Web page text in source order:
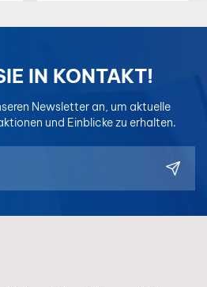
schützt und
gleichzeitig seinen
Glanz verstärkt. Er
trocknet schnell und
IN KONTAKT!
Newsletter an, um aktuelle
und Einblicke zu erhalten.